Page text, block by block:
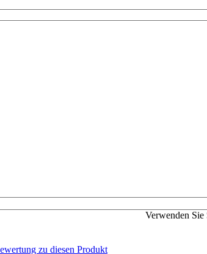
Verwenden
zu diesen Produkt